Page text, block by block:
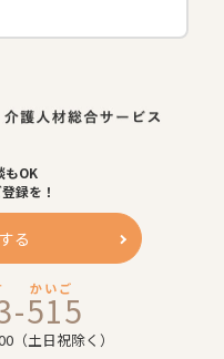
もOK
録を！
る
515
かいご
（土日祝除く）